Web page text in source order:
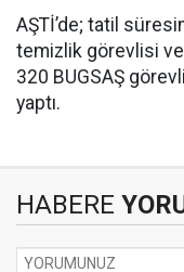
AŞTİ’de; tatil
temizlik görevlisi
320 BUGSAŞ
yaptı.
HABERE